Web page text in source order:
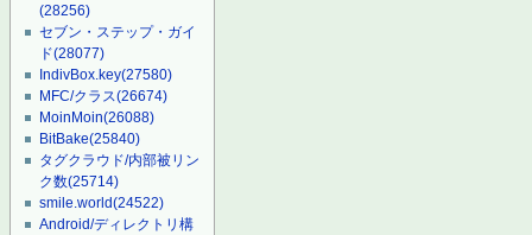
(28256)
セブン・ステップ・ガイ
ド(28077)
IndivBox.key(27580)
MFC/クラス(26674)
MoinMoin(26088)
BitBake(25840)
タグクラウド/内部被リン
ク数(25714)
smile.world(24522)
Android/ディレクトリ構